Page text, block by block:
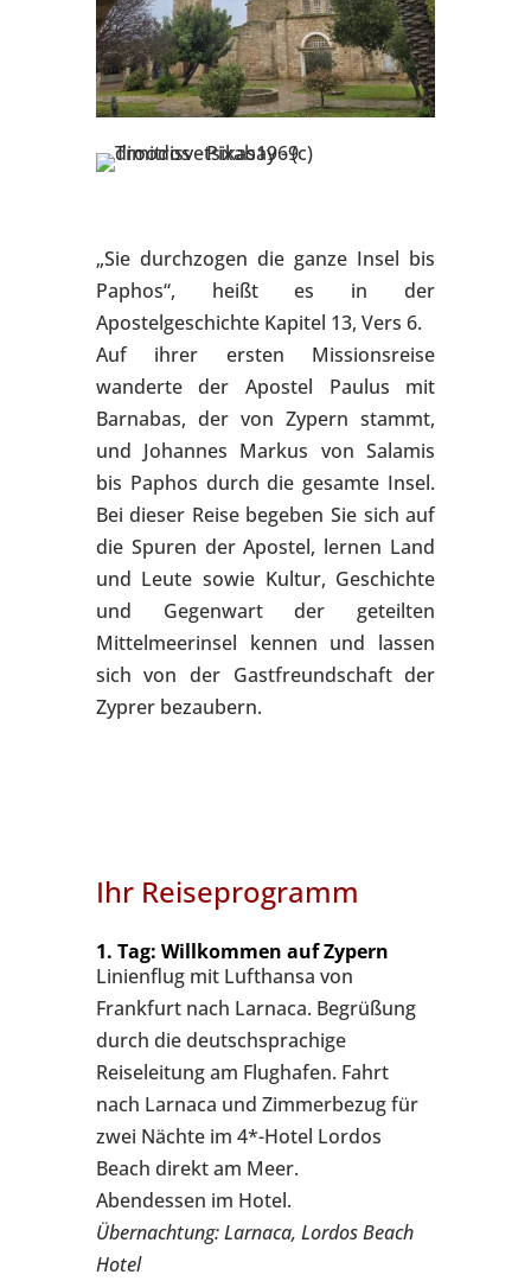
„Sie durchzogen die ganze Insel bis
Paphos“, heißt es in der
Apostelgeschichte Kapitel 13, Vers 6.
Auf ihrer ersten Missionsreise
wanderte der Apostel Paulus mit
Barnabas, der von Zypern stammt,
und Johannes Markus von Salamis
bis Paphos durch die gesamte Insel.
Bei dieser Reise begeben Sie sich auf
die Spuren der Apostel, lernen Land
und Leute sowie Kultur, Geschichte
und Gegenwart der geteilten
Mittelmeerinsel kennen und lassen
sich von der Gastfreundschaft der
Zyprer bezaubern.
Ihr Reiseprogramm
1. Tag: Willkommen auf Zypern
Linienflug mit Lufthansa von
Frankfurt nach Larnaca. Begrüßung
durch die deutschsprachige
Reiseleitung am Flughafen. Fahrt
nach Larnaca und Zimmerbezug für
zwei Nächte im 4*-Hotel Lordos
Beach direkt am Meer.
Abendessen im Hotel.
Übernachtung: Larnaca, Lordos Beach
Hotel